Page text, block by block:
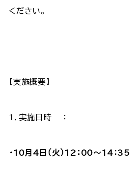
ください。
【実施概要】
1．実施日時 ：
・10月4日（火）12：00～14：35